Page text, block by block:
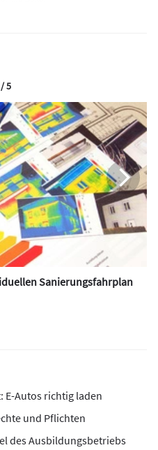
Sanierungsfahrplan
5
E-Autos richtig laden
und Pflichten
des Ausbildungsbetriebs